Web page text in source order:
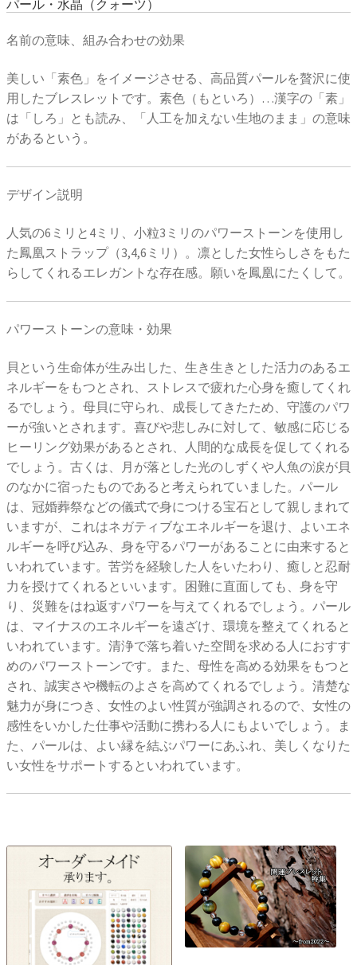
パール・水晶（クォーツ）
名前の意味、組み合わせの効果
美しい「素色」をイメージさせる、高品質パールを贅沢に使
用したブレスレットです。素色（もといろ）…漢字の「素」
は「しろ」とも読み、「人工を加えない生地のまま」の意味
があるという。
デザイン説明
人気の6ミリと4ミリ、小粒3ミリのパワーストーンを使用し
た鳳凰ストラップ（3,4,6ミリ）。凛とした女性らしさをもた
らしてくれるエレガントな存在感。願いを鳳凰にたくして。
パワーストーンの意味・効果
貝という生命体が生み出した、生き生きとした活力のあるエ
ネルギーをもつとされ、ストレスで疲れた心身を癒してくれ
るでしょう。母貝に守られ、成長してきたため、守護のパワ
ーが強いとされます。喜びや悲しみに対して、敏感に応じる
ヒーリング効果があるとされ、人間的な成長を促してくれる
でしょう。古くは、月が落とした光のしずくや人魚の涙が貝
のなかに宿ったものであると考えられていました。パール
は、冠婚葬祭などの儀式で身につける宝石として親しまれて
いますが、これはネガティブなエネルギーを退け、よいエネ
ルギーを呼び込み、身を守るパワーがあることに由来すると
いわれています。苦労を経験した人をいたわり、癒しと忍耐
力を授けてくれるといいます。困難に直面しても、身を守
り、災難をはね返すパワーを与えてくれるでしょう。パール
は、マイナスのエネルギーを遠ざけ、環境を整えてくれると
いわれています。清浄で落ち着いた空間を求める人におすす
めのパワーストーンです。また、母性を高める効果をもつと
され、誠実さや機転のよさを高めてくれるでしょう。清楚な
魅力が身につき、女性のよい性質が強調されるので、女性の
感性をいかした仕事や活動に携わる人にもよいでしょう。ま
た、パールは、よい縁を結ぶパワーにあふれ、美しくなりた
い女性をサポートするといわれています。